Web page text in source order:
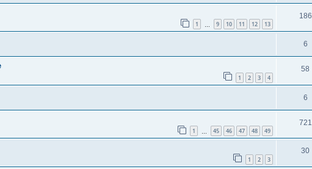
1 9 10 11 12 13
186
6
1 2 3 4
58
6
1 45 46 47 48 49
721
1 2 3
30